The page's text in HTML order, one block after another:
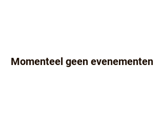
Momenteel geen evenementen